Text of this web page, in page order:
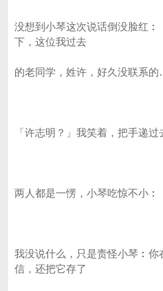
没想到小琴这次说话倒没脸红
下，这位我过去
的老同学，姓许，好久没联系
「许志明？」我笑着，把手递过
两人都是一愣，小琴吃惊不小︰
我没说什么，只是责怪小琴︰
信，还把它存了